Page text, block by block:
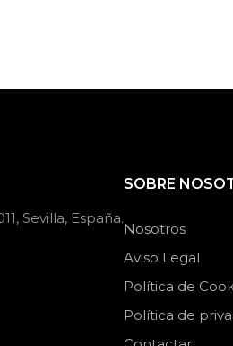
Sevilla, España.
SOBRE
Nosotros
Aviso Legal
Política de
Política de